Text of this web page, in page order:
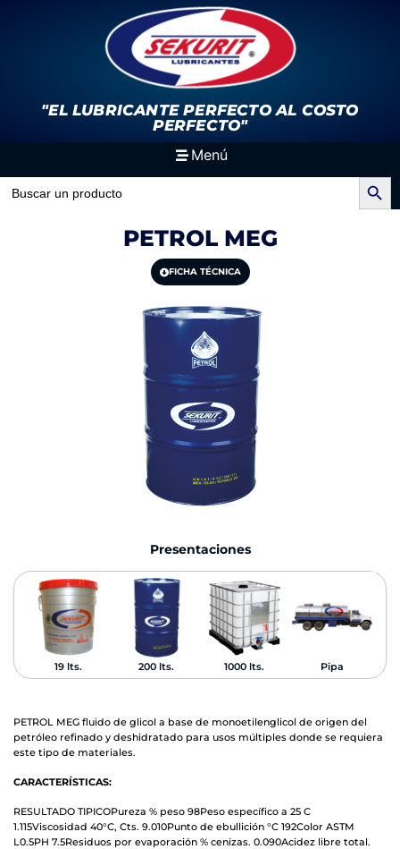
"EL LUBRICANTE PERFECTOAL COSTO
PERFECTO"
Menú
Search
for:
Search Button
PETROL MEG
FICHA TÉCNICA
Presentaciones
19 lts. 200 lts. 1000 lts. Pipa
PETROL MEG fluido de glicol a base de monoetilenglicol de origen del
petróleo refinado y deshidratado para usos múltiples donde se requiera
este tipo de materiales.
CARACTERÍSTICAS:
RESULTADO TIPICOPureza % peso 98Peso específico a 25 C
1.115Viscosidad 40°C, Cts. 9.010Punto de ebullición °C 192Color ASTM
L0.5PH 7.5Residuos por evaporación % cenizas. 0.090Acidez libre total.